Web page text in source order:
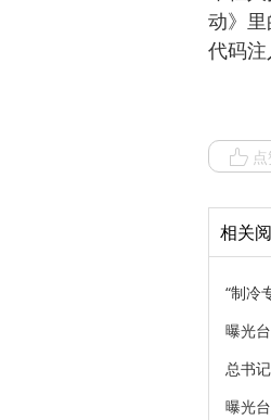
动》
代码注
相关
“制冷
曝光
总书
曝光